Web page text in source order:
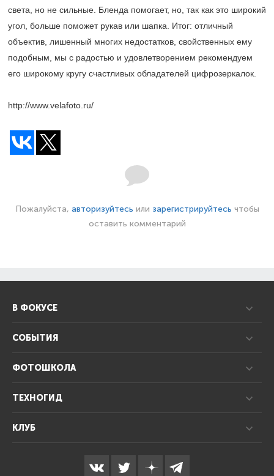
света, но не сильные. Бленда помогает, но, так как это широкий
угол, больше поможет рукав или шапка. Итог: отличный
объектив, лишенный многих недостатков, свойственных ему
подобным, мы с радостью и удовлетворением рекомендуем
его широкому кругу счастливых обладателей цифрозеркалок.
http://www.velafoto.ru/
Пожалуйста, авторизуйтесь или зарегистрируйтесь чтобы
оставить комментарий
В ФОКУСЕ
СОБЫТИЯ
ФОТОШКОЛА
ТЕХНОГИД
КЛУБ